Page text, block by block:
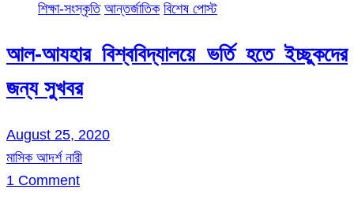
শিক্ষা-সংস্কৃতি আন্তর্জাতিক বিশেষ পোস্ট
আল-আযহার বিশ্ববিদ্যালয়ে ভর্তি হতে ইচ্ছুকদের
জন্য সুখবর
August 25, 2020
মাসিক আদর্শ নারী
1 Comment